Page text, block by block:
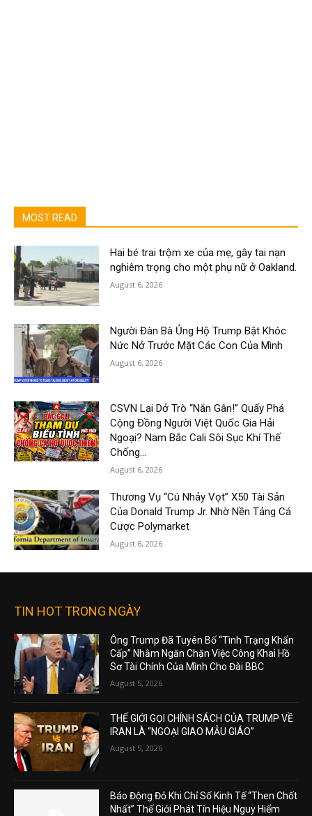
MOST READ
Hai bé trai trộm xe của mẹ, gây tai nạn
nghiêm trọng cho một phụ nữ ở Oakland.
August 6, 2026
Người Đàn Bà Ủng Hộ Trump Bật Khóc
Nức Nở Trước Mặt Các Con Của Mình
August 6, 2026
CSVN Lại Dở Trò “Nắn Gân!” Quấy Phá
Cộng Đồng Người Việt Quốc Gia Hải
Ngoại? Nam Bắc Cali Sôi Sục Khí Thế
Chống...
August 6, 2026
Thương Vụ “Cú Nhảy Vọt” X50 Tài Sản
Của Donald Trump Jr. Nhờ Nền Tảng Cá
Cược Polymarket
August 6, 2026
TIN HOT TRONG NGÀY
Ông Trump Đã Tuyên Bố “Tình Trạng Khẩn
Cấp” Nhằm Ngăn Chặn Việc Công Khai Hồ
Sơ Tài Chính Của Mình Cho Đài BBC
August 5, 2026
THẾ GIỚI GỌI CHÍNH SÁCH CỦA TRUMP VỀ
IRAN LÀ “NGOẠI GIAO MẪU GIÁO”
August 5, 2026
Báo Động Đỏ Khi Chỉ Số Kinh Tế “Then Chốt
Nhất” Thế Giới Phát Tín Hiệu Nguy Hiểm